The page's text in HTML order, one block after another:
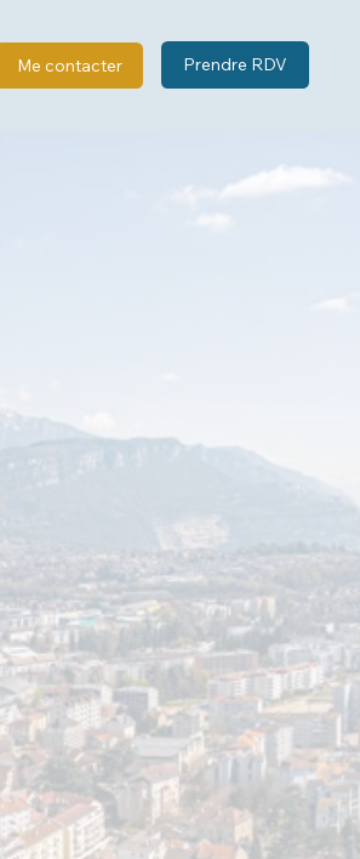
Me contacter Prendre RDV